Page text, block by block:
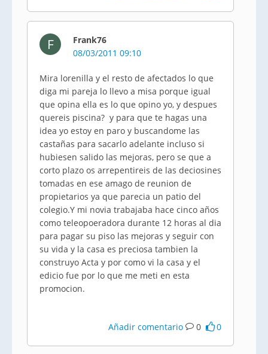
F
Frank76
08/03/2011 09:10
Mira lorenilla y el resto de afectados lo que
diga mi pareja lo llevo a misa porque igual
que opina ella es lo que opino yo, y despues
quereis piscina? y para que te hagas una
idea yo estoy en paro y buscandome las
castañas para sacarlo adelante incluso si
hubiesen salido las mejoras, pero se que a
corto plazo os arrepentireis de las deciosines
tomadas en ese amago de reunion de
propietarios ya que parecia un patio del
colegio.Y mi novia trabajaba hace cinco años
como teleopoeradora durante 12 horas al dia
para pagar su piso las mejoras y seguir con
su vida y la casa es preciosa tambien la
construyo Acta y por como vi la casa y el
edicio fue por lo que me meti en esta
promocion.
Añadir comentario 0 0